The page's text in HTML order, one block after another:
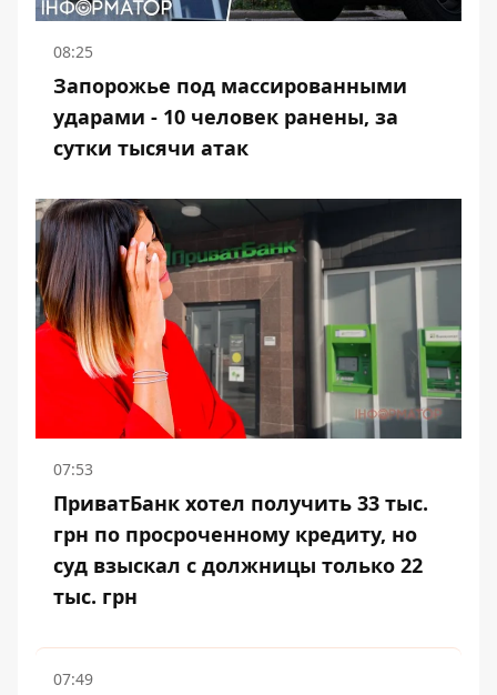
08:25
Запорожье под массированными
ударами - 10 человек ранены, за
сутки тысячи атак
07:53
ПриватБанк хотел получить 33 тыс.
грн по просроченному кредиту, но
суд взыскал с должницы только 22
тыс. грн
07:49